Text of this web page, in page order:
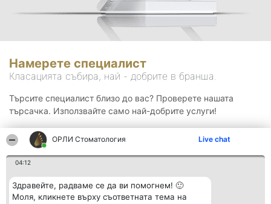
ОРЛИ Стоматология Live chat
04:12
Здравейте, радваме се да ви помогнем! 🙂
Моля, кликнете върху съответната тема на
Намерете специалист
Класацията събира, най - добрите в бранша.
Търсите специалист близо до вас? Проверете нашата
търсачка. Използвайте само най-добрите услуги!